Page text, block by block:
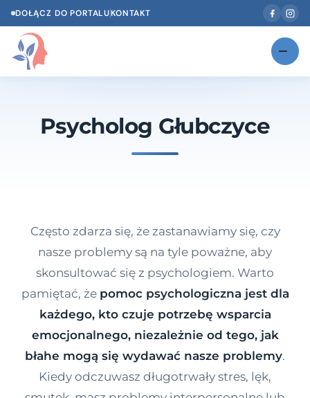
DOŁĄCZ DO PORTALUKONTAKT
GabinetyNOWOŚĆ
Dawka wiedzy
Dla specjalistów
Kontakt
Dołącz do portalu
Psycholog Głubczyce
Często zdarza się, że zastanawiamy się, czy
nasze problemy są na tyle poważne, aby
skonsultować się z psychologiem. Warto
pamiętać, że pomoc psychologiczna jest dla
każdego, kto czuje potrzebę wsparcia
emocjonalnego, niezależnie od tego, jak
błahe mogą się wydawać nasze problemy.
Kiedy odczuwasz długotrwały stres, lęk,